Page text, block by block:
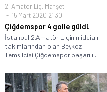
2. Amatör Lig, Manşet
15 Mart 2020 21:30
Çiğdemspor 4 golle güldü
İstanbul 2.Amatör Liginin iddialı
takımlarından olan Beykoz
Temsilcisi Çiğdemspor başarılı...